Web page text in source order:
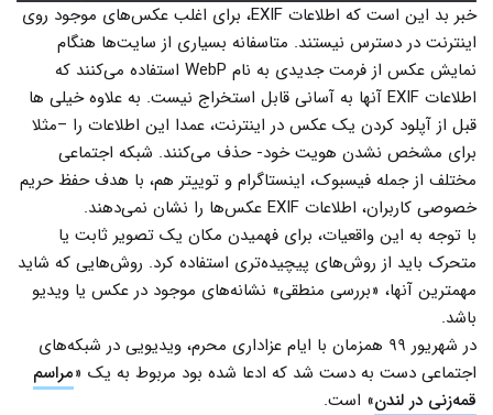
خبر بد این است که اطلاعات EXIF، برای اغلب عکس‌های موجود روی
اینترنت در دسترس نیستند. متاسفانه بسیاری از سایت‌ها هنگام
نمایش عکس از فرمت جدیدی به نام WebP استفاده می‌کنند که
اطلاعات EXIF آنها به آسانی قابل استخراج نیست. به علاوه خیلی ها
قبل از آپلود کردن یک عکس در اینترنت، عمدا این اطلاعات را –مثلا
برای مشخص نشدن هویت خود- حذف می‌کنند. شبکه اجتماعی
مختلف از جمله فیسبوک، اینستاگرام و توییتر هم، با هدف حفظ حریم
خصوصی کاربران، اطلاعات EXIF عکس‌ها را نشان نمی‌دهند.
با توجه به این واقعیات، برای فهمیدن مکان یک تصویر ثابت یا
متحرک باید از روش‌های پیچیده‌تری استفاده کرد. روش‌هایی که شاید
مهمترین آنها، «بررسی منطقی» نشانه‌های موجود در عکس یا ویدیو
باشد.
در شهریور ۹۹ همزمان با ایام عزاداری محرم، ویدیویی در شبکه‌های
اجتماعی دست به دست شد که ادعا شده بود مربوط به یک «مراسم
قمه‌زنی در لندن» است.